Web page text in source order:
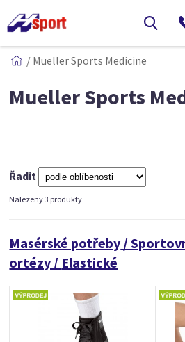
/ Mueller Sports Medicine
Mueller Sports
Řadit
Nalezeny 3 produkty
Masérské potřeby /
ortézy / Elastické